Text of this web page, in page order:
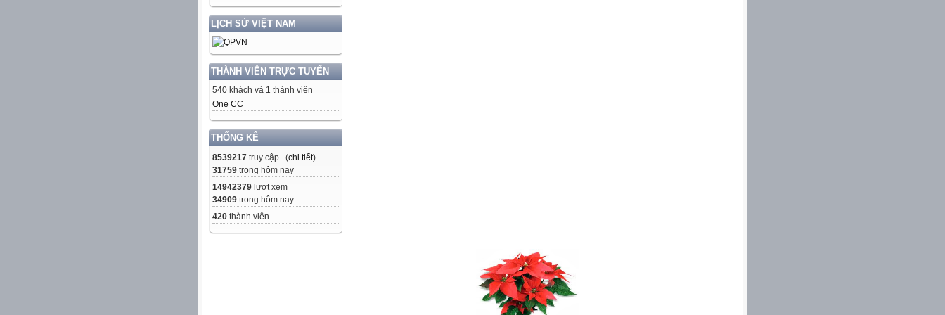
LỊCH SỬ VIỆT NAM
THÀNH VIÊN TRỰC TUYẾN
540 khách và 1 thành viên
One CC
THỐNG KÊ
8539217 truy cập (chi tiết)
31759 trong hôm nay
14942379 lượt xem
34909 trong hôm nay
420 thành viên